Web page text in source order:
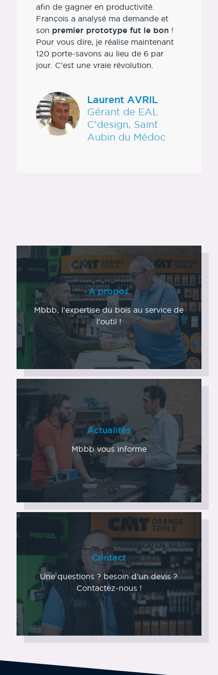
afin de gagner en productivité.
François a analysé ma demande et
son premier prototype fut le bon !
Pour vous dire, je réalise maintenant
120 porte-savons au lieu de 6 par
jour. C’est une vraie révolution.
Laurent AVRIL
Gérant de EAL
C’design, Saint
Aubin du Médoc
A propos
Mbbb, l’expertise du bois au service de
l’outil !
Actualités
Mbbb vous informe
Contact
Une questions ? besoin d’un devis ?
Contactez-nous !